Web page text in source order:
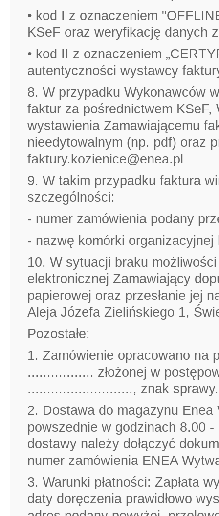
• kod I z oznaczeniem
KSeF oraz weryfikację danych
• kod II z oznaczeniem
autentyczności wystawcy
8. W przypadku Wykonawców
faktur za pośrednictwem
wystawienia Zamawiającemu
nieedytowalnym (np. pdf) oraz
faktury.kozienice@enea.pl
9. W takim przypadku faktura
szczególności:
- numer zamówienia podany
- nazwę komórki
10. W sytuacji braku
elektronicznej Zamawiający
papierowej oraz przesłanie jej
Aleja Józefa Zielińskiego 1,
Pozostałe:
1. Zamówienie opracowano na
................. złożonej w
..........................., znak
2. Dostawa do magazynu
powszednie w godzinach 8.00
dostawy należy dołączyć
numer zamówienia ENEA
3. Warunki płatności: Zapłata
daty doręczenia prawidłowo